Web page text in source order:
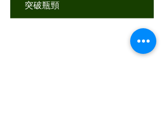
突破瓶頸